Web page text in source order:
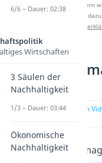
Nach Beantwortung speichern
Studyflix zu verbessern. Mehr
Sechseck
zur Stelle im
Erweitertman das
6/6 – Dauer: 02:38
Wirtschaften
3 Säulen der
Nachhaltigkeit
1/3 – Dauer: 03:44
Ökonomische
Nachhaltigkeit